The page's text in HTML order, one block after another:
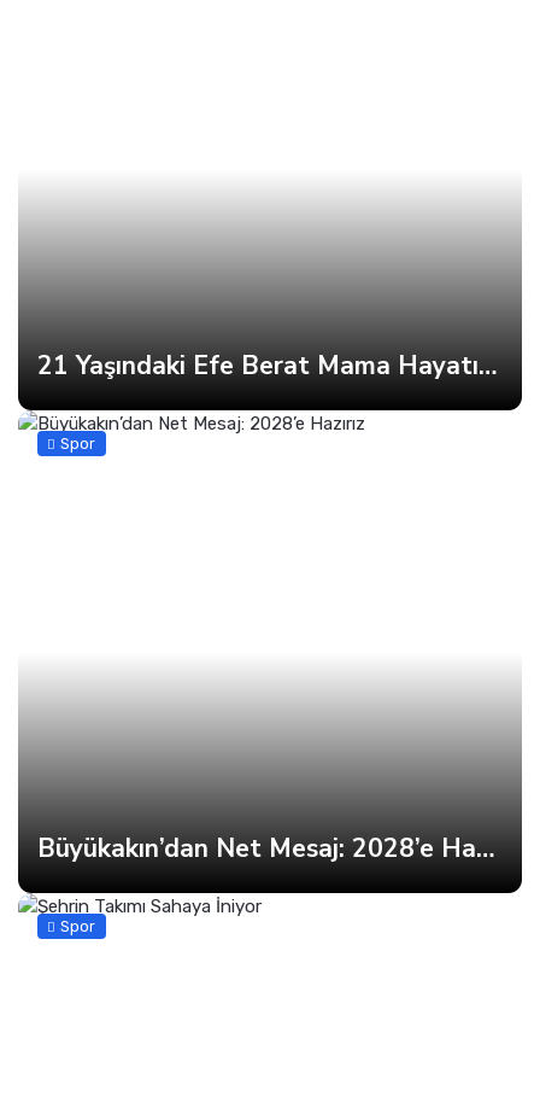
21 Yaşındaki Efe Berat Mama Hayatını Kaybetti
Spor
Büyükakın’dan Net Mesaj: 2028’e Hazırız
Spor